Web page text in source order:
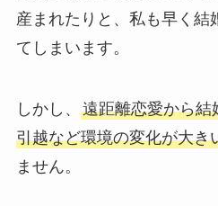
産まれたりと、私も早く結
てしまいます。
しかし、 遠距離恋愛から結
引越など環境の変化が大き
ません。